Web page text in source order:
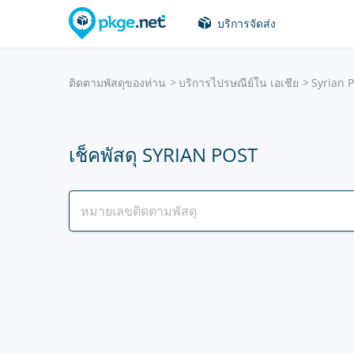
บริการจัดส่ง
ติดตามพัสดุของท่าน บริการไปรษณีย์ใน เอเชีย Syrian
เช็คพัสดุ SYRIAN POST